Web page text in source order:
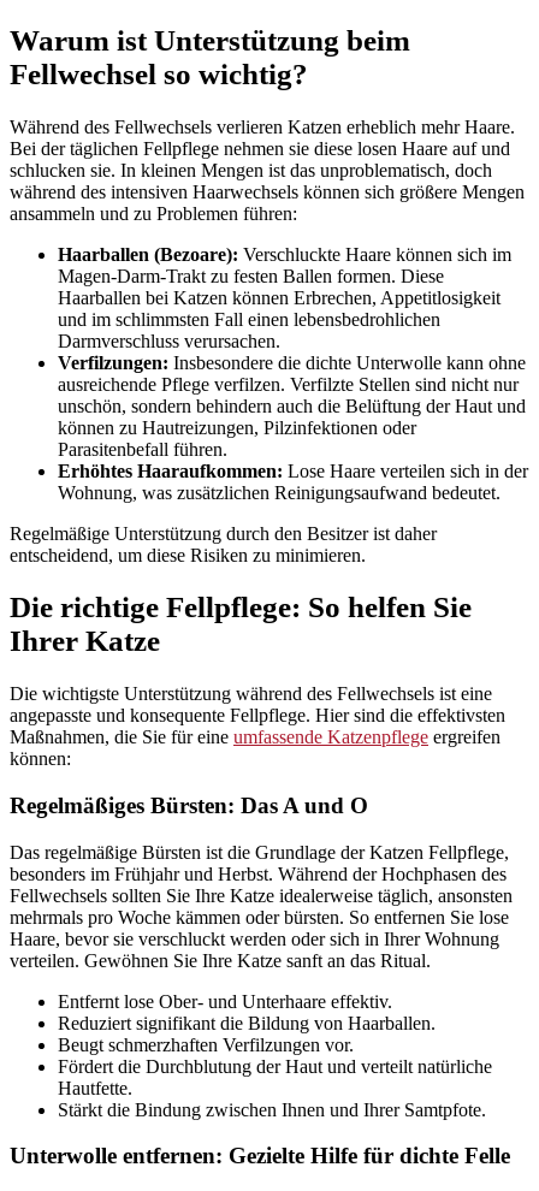
Warum ist Unterstützung beim
Fellwechsel so wichtig?
Während des Fellwechsels verlieren Katzen erheblich mehr Haare.
Bei der täglichen Fellpflege nehmen sie diese losen Haare auf und
schlucken sie. In kleinen Mengen ist das unproblematisch, doch
während des intensiven Haarwechsels können sich größere Mengen
ansammeln und zu Problemen führen:
Haarballen (Bezoare): Verschluckte Haare können sich im
Magen-Darm-Trakt zu festen Ballen formen. Diese
Haarballen bei Katzen können Erbrechen, Appetitlosigkeit
und im schlimmsten Fall einen lebensbedrohlichen
Darmverschluss verursachen.
Verfilzungen: Insbesondere die dichte Unterwolle kann ohne
ausreichende Pflege verfilzen. Verfilzte Stellen sind nicht nur
unschön, sondern behindern auch die Belüftung der Haut und
können zu Hautreizungen, Pilzinfektionen oder
Parasitenbefall führen.
Erhöhtes Haaraufkommen: Lose Haare verteilen sich in der
Wohnung, was zusätzlichen Reinigungsaufwand bedeutet.
Regelmäßige Unterstützung durch den Besitzer ist daher
entscheidend, um diese Risiken zu minimieren.
Die richtige Fellpflege: So helfen Sie
Ihrer Katze
Die wichtigste Unterstützung während des Fellwechsels ist eine
angepasste und konsequente Fellpflege. Hier sind die effektivsten
Maßnahmen, die Sie für eine umfassende Katzenpflege ergreifen
können:
Regelmäßiges Bürsten: Das A und O
Das regelmäßige Bürsten ist die Grundlage der Katzen Fellpflege,
besonders im Frühjahr und Herbst. Während der Hochphasen des
Fellwechsels sollten Sie Ihre Katze idealerweise täglich, ansonsten
mehrmals pro Woche kämmen oder bürsten. So entfernen Sie lose
Haare, bevor sie verschluckt werden oder sich in Ihrer Wohnung
verteilen. Gewöhnen Sie Ihre Katze sanft an das Ritual.
Entfernt lose Ober- und Unterhaare effektiv.
Reduziert signifikant die Bildung von Haarballen.
Beugt schmerzhaften Verfilzungen vor.
Fördert die Durchblutung der Haut und verteilt natürliche
Hautfette.
Stärkt die Bindung zwischen Ihnen und Ihrer Samtpfote.
Unterwolle entfernen: Gezielte Hilfe für dichte Felle